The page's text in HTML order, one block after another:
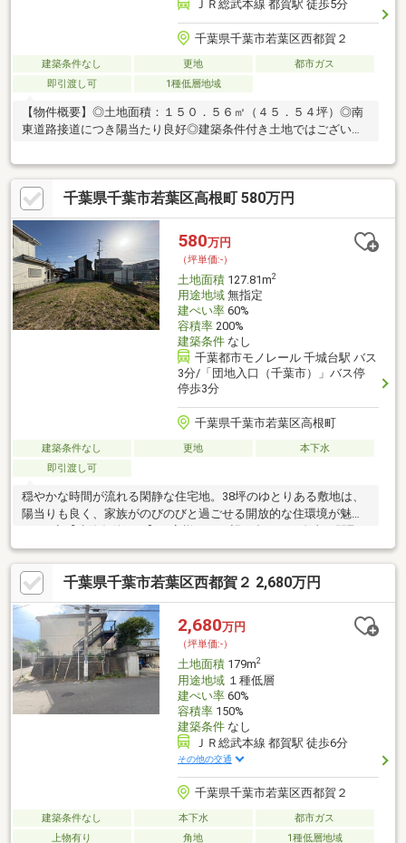
ＪＲ総武本線 都賀駅 徒歩5分
千葉県千葉市若葉区西都賀２
建築条件なし 更地
都市ガス
即引渡し可
1種低層地域
【物件概要】◎土地面積：１５０．５６㎡（４５．５４坪）◎南
東道路接道につき陽当たり良好◎建築条件付き土地ではございま
千葉県千葉市若葉区高根町 580万円
580万円
（坪単価:-）
土地面積127.81m2
用途地域無指定
建ぺい率60%
容積率200%
建築条件なし
千葉都市モノレール 千城台駅 バス
3分/「団地入口（千葉市）」バス停
停歩3分
千葉県千葉市若葉区高根町
建築条件なし 更地
本下水
即引渡し可
穏やかな時間が流れる閑静な住宅地。38坪のゆとりある敷地は、
陽当りも良く、家族がのびのびと過ごせる開放的な住環境が魅力
りプランが可能です。「対面キッチンで会話を楽しみたい」「広
いリビングで子供を遊ばせたい」など、あなたの思い描く夢をぜ
ひお聞かせください！●【家計に優しい】土地価格580万円。建物
価格を合わせても月々の支払いを抑えられ、将来の貯蓄や趣味に
もゆとりが持てます。住宅ローンのご相談も専門スタッフが丁寧
にお答えします◎
千葉県千葉市若葉区西都賀２ 2,680万円
2,680万円
（坪単価:-）
土地面積179m2
用途地域１種低層
建ぺい率60%
容積率150%
建築条件なし
ＪＲ総武本線 都賀駅 徒歩6分
その他の交通
千葉県千葉市若葉区西都賀２
建築条件なし 本下水
都市ガス
上物有り
角地 1種低層地域